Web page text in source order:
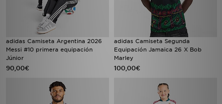
adidas Camiseta Argentina 2026
Messi #10 primera equipación
Júnior
90,00€
adidas Camiseta Segunda
Equipación Jamaica 26 X Bob
Marley
100,00€